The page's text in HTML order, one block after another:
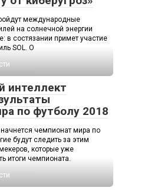
международные
на солнечной энергии
в состязании примет участие
SOL. О
интеллект
по футболу 2018
чемпионат мира по
будут следить за этим
которые уже
итоги чемпионата.